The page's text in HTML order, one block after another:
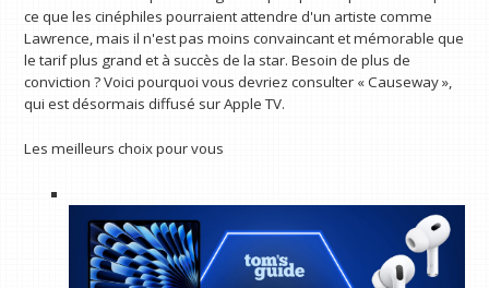
ce que les cinéphiles pourraient attendre d'un artiste comme
Lawrence, mais il n'est pas moins convaincant et mémorable que
le tarif plus grand et à succès de la star. Besoin de plus de
conviction ? Voici pourquoi vous devriez consulter « Causeway »,
qui est désormais diffusé sur Apple TV.
Les meilleurs choix pour vous